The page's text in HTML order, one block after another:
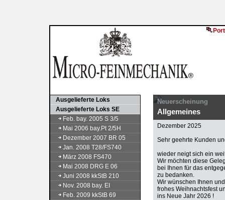
Ausgelieferte Loks
Ausgelieferte Loks SE
Feb. bay. 2005 S 3/5
Mai 2006 bay.Pt 2/5H
Dezember 2007 BR 05
Jan. 2008 T28/FS740
März 2008 FS470
Mai 2008 DRG E 06
Juni 2008 kkStB 210
Nov. 2008 bay. EI
Feb. 2009 kkStB 69
Neuerscheinung
Allgemeines
Dezember 2025
Sehr geehrte Kunden
wieder neigt sich ein
Wir möchten diese
bei Ihnen für das
zu bedanken.
Wir wünschen Ihnen
frohes Weihnachtsfest
ins Neue Jahr 2026 !